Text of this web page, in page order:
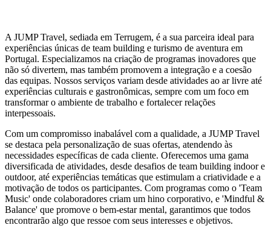
A JUMP Travel, sediada em Terrugem, é a sua parceira ideal para
experiências únicas de team building e turismo de aventura em
Portugal. Especializamos na criação de programas inovadores que
não só divertem, mas também promovem a integração e a coesão
das equipas. Nossos serviços variam desde atividades ao ar livre até
experiências culturais e gastronômicas, sempre com um foco em
transformar o ambiente de trabalho e fortalecer relações
interpessoais.
Com um compromisso inabalável com a qualidade, a JUMP Travel
se destaca pela personalização de suas ofertas, atendendo às
necessidades específicas de cada cliente. Oferecemos uma gama
diversificada de atividades, desde desafios de team building indoor e
outdoor, até experiências temáticas que estimulam a criatividade e a
motivação de todos os participantes. Com programas como o 'Team
Music' onde colaboradores criam um hino corporativo, e 'Mindful &
Balance' que promove o bem-estar mental, garantimos que todos
encontrarão algo que ressoe com seus interesses e objetivos.